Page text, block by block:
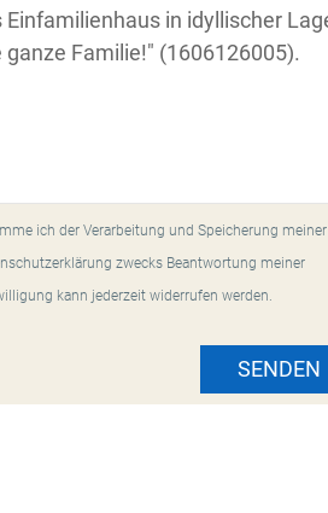
ich der Verarbeitung und Speicherung meiner
zwecks Beantwortung meiner
kann jederzeit widerrufen werden.
SENDEN